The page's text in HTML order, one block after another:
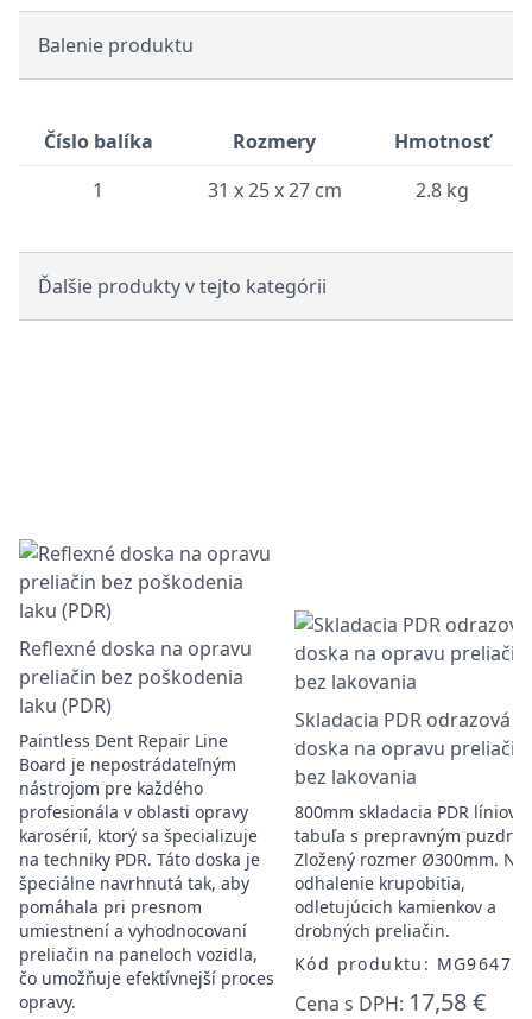
Balenie produktu
Číslo balíka Rozmery
Hmotnosť
1
31 x 25 x 27 cm 2.8 kg
Ďalšie produkty v tejto kategórii
Reflexné doska na opravu
preliačin bez poškodenia
laku (PDR)
Paintless Dent Repair Line
Board je nepostrádateľným
nástrojom pre každého
profesionála v oblasti opravy
karosérií, ktorý sa špecializuje
na techniky PDR. Táto doska je
špeciálne navrhnutá tak, aby
pomáhala pri presnom
umiestnení a vyhodnocovaní
preliačin na paneloch vozidla,
čo umožňuje efektívnejší proces
opravy.
Skladacia PDR odrazová
doska na opravu preliačin
bez lakovania
800mm skladacia PDR líniová
tabuľa s prepravným
Zložený rozmer Ø300mm. Na
odhalenie krupobitia,
odletujúcich kamienkov a
drobných preliačin.
Kód produktu: MG96472
Cena s DPH: 17,58 €